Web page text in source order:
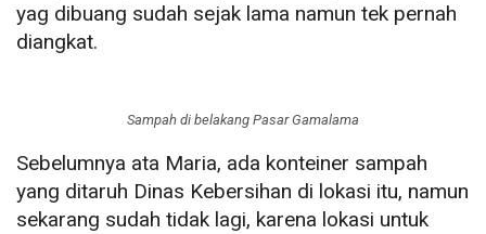
yag dibuang sudah sejak lama namun tek pernah
diangkat.
Sampah di belakang Pasar Gamalama
Sebelumnya ata Maria, ada konteiner sampah
yang ditaruh Dinas Kebersihan di lokasi itu, namun
sekarang sudah tidak lagi, karena lokasi untuk